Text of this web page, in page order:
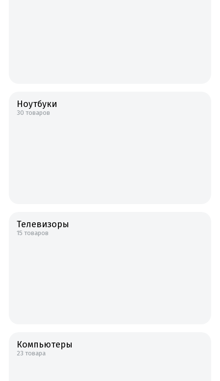
Ноутбуки
30 товаров
Телевизоры
15 товаров
Компьютеры
23 товара